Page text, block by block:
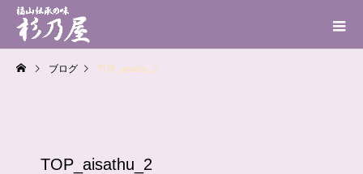
ブログ TOP_aisathu_2
TOP_aisathu_2